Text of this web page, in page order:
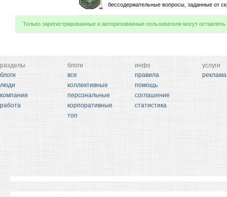
бессодержательные вопросы, заданные от
Только зарегистрированные и авторизованные пользователи могут
разделы
блоги
люди
компании
работа
блоги
все
коллективные
персональные
корпоративные
топ
инфо
правила
помощь
соглашение
статистика
услуги
реклама